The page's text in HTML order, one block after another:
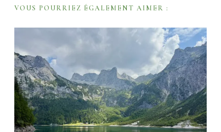
i
o
n
VOUS POURRIEZ ÉGALEMENT AIMER :